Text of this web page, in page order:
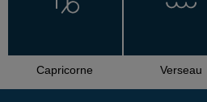
Capricorne Verseau